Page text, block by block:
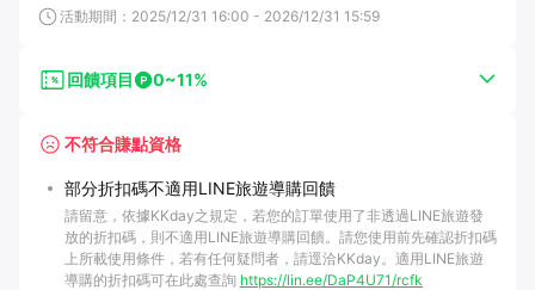
活動期間： 2025/12/31 16:00 - 2026/12/31 15:59
回饋項目 0~11%
不符合賺點資格
部分折扣碼不適用LINE旅遊導購回饋
請留意，依據KKday之規定，若您的訂單使用了非透過LINE旅遊發
放的折扣碼，則不適用LINE旅遊導購回饋。請您使用前先確認折扣碼
上所載使用條件，若有任何疑問者，請逕洽KKday。適用LINE旅遊
導購的折扣碼可在此處查詢 https://lin.ee/DaP4U71/rcfk